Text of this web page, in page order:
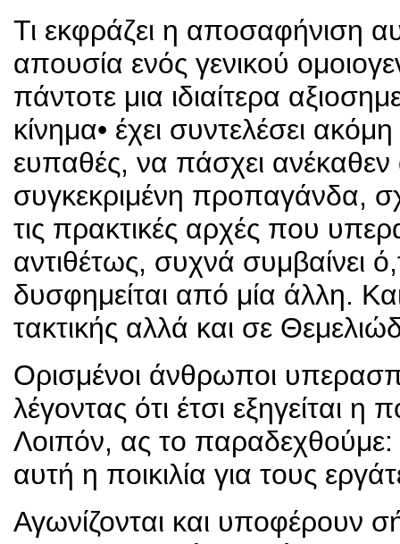
Τι εκφράζει η αποσαφήνιση
απουσία ενός γενικού
πάντοτε μια ιδιαίτερα
κίνημα• έχει συντελέσει
ευπαθές, να πάσχει ανέκαθεν
συγκεκριμένη προπαγάνδα,
τις πρακτικές αρχές που
αντιθέτως, συχνά συμβαίνει
δυσφημείται από μία άλλη.
τακτικής αλλά και σε
Ορισμένοι άνθρωποι
λέγοντας ότι έτσι εξηγείται η
Λοιπόν, ας το παραδεχθούμε:
αυτή η ποικιλία για τους
Αγωνίζονται και υποφέρουν